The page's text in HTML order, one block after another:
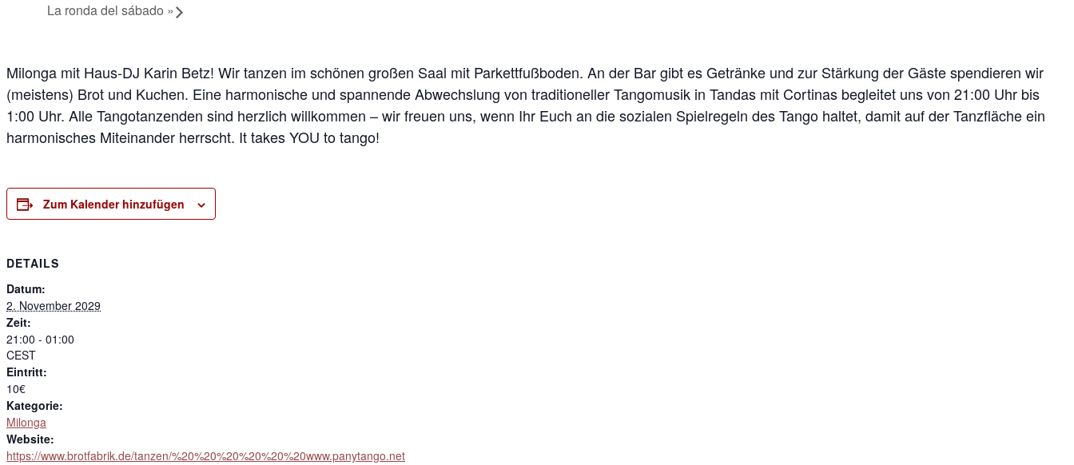
La ronda del sábado »
Milonga mit Haus-DJ Karin Betz! Wir tanzen im schönen großen Saal mit Parkettfußboden. An der Bar gibt es Getränke und zur Stärkung der Gäste spendieren wir
(meistens) Brot und Kuchen. Eine harmonische und spannende Abwechslung von traditioneller Tangomusik in Tandas mit Cortinas begleitet uns von 21:00 Uhr bis
1:00 Uhr. Alle Tangotanzenden sind herzlich willkommen – wir freuen uns, wenn Ihr Euch an die sozialen Spielregeln des Tango haltet, damit auf der Tanzfläche ein
harmonisches Miteinander herrscht. It takes YOU to tango!
Zum Kalender hinzufügen
DETAILS
Datum:
2. November 2029
Zeit:
21:00 - 01:00
CEST
Eintritt:
10€
Kategorie:
Milonga
Website:
https://www.brotfabrik.de/tanzen/%20%20%20%20%20%20www.panytango.net